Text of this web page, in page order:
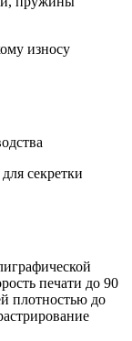
износу
секретки
печати до 90
плотностью до